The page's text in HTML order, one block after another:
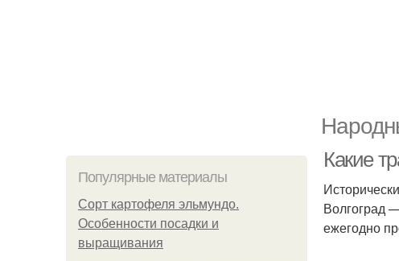
Популярные материалы
Сорт картофеля эльмундо.
Особенности посадки и
выращивания
Какие
Волгоград
ежегодно